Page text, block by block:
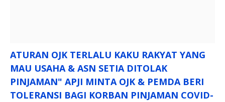
ATURAN OJK TERLALU KAKU RAKYAT YANG
MAU USAHA & ASN SETIA DITOLAK
PINJAMAN" APJI MINTA OJK & PEMDA BERI
TOLERANSI BAGI KORBAN PINJAMAN COVID-